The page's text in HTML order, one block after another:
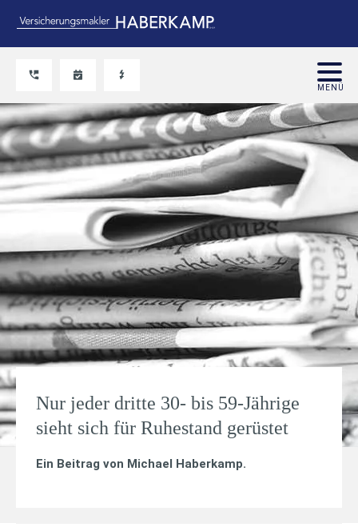
Nur jeder dritte 30- bis 59-Jährige
sieht sich für Ruhestand gerüstet
Ein Beitrag von Michael Haberkamp.